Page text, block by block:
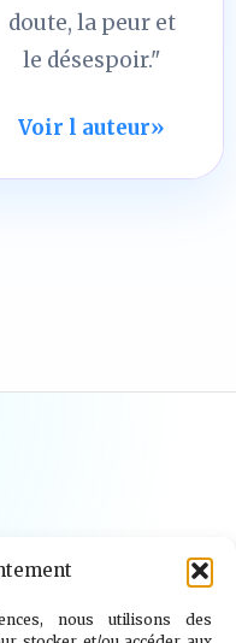
nous utilisons des
doute, la peur et
le désespoir."
Voir l auteur»
Livres